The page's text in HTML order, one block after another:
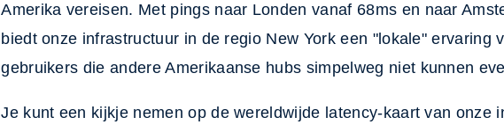
Amerika vereisen. Met pings naar Londen vanaf 68ms en naar
biedt onze infrastructuur in de regio New York een "lokale" ervaring
gebruikers die andere Amerikaanse hubs simpelweg niet kunnen
Je kunt een kijkje nemen op de wereldwijde latency-kaart van onze